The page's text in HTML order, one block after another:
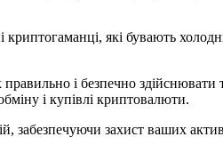
криптогаманці, які бувають
і безпечно здійснювати
і купівлі криптовалюти.
захист ваших